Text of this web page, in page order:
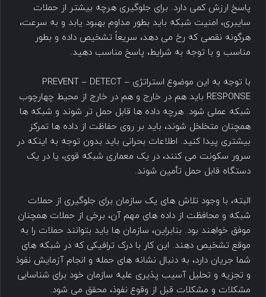
پاسخ ارزش کمی دارد. برای جلوگیری هرچه بیشتر از حملات
سایبری، امنیت شبکه باید بطور مداوم بهبود یابد و به سرعت،
هرگونه نقصی که رخ می دهد، سریعاً تشخیص داده و بطور
مناسب و با توجه به شرایط، پاسخ مناسب دهید.
با توجه به این موضوع استراتژی PREVENT – DETECT –
RESPONSE باید هم در خارج و هم در خارج از محیط چهارچوب
شبکه عملی شود. هرچه داده ها قابل حمل تر شوند و شبکه ها
همچنان متخلخل شوند، باید بر روی حفاظت از داده ها تمرکز
بیشتری پیدا کنید. اطلاعات بحرانی باید بدون توجه به اینکه در
سرور سکونت می کنند، در یک معماری شبکه قوی، یا در یک
دستگاه قابل حمل تأمین شوند.
البته، با وجود تلاش های یک سازمان برای جلوگیری از حملات
شبکه و محافظت از داده های مهم آن، برخی از حملات همچنان
موفق خواهند بود. بنابراین، سازمان ها باید بتوانند حملات را به
موقع تشخیص دهند. این کار با درک ترافیکی که در شبکه های
شما جریان دارد، به دنبال نشانه های حمله و انجام آزمایش نفوذ
و تجزیه و تحلیل آسیب پذیری علیه سازمان خود برای شناسایی
مشکلات و مشکلات قبل از وقوع نفوذ، محقق می شود.